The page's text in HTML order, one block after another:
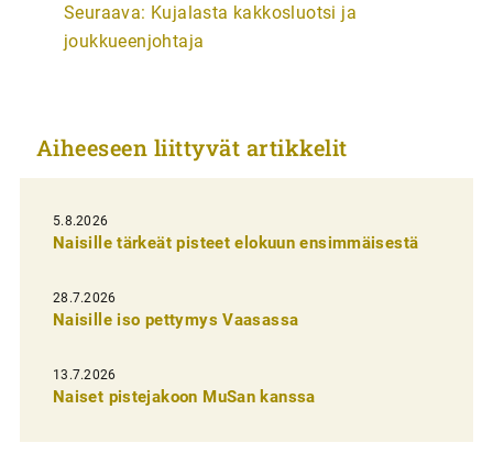
i
k
l
e
s
e
l
a
u
Seuraava: Kujalasta kakkosluotsi ja
joukkueenjohtaja
Aiheeseen liittyvät artikkelit
5.8.2026
Naisille tärkeät pisteet elokuun ensimmäisestä
28.7.2026
Naisille iso pettymys Vaasassa
13.7.2026
Naiset pistejakoon MuSan kanssa